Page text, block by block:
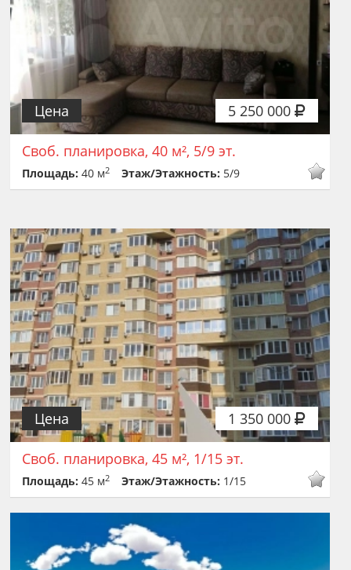
5 250 000
Цена
Своб. планировка, 40 м², 5/9 эт.
Площадь:40 м2 Этаж/Этажность: 5/9
1 350 000
Цена
Своб. планировка, 45 м², 1/15 эт.
Площадь:45 м2 Этаж/Этажность: 1/15